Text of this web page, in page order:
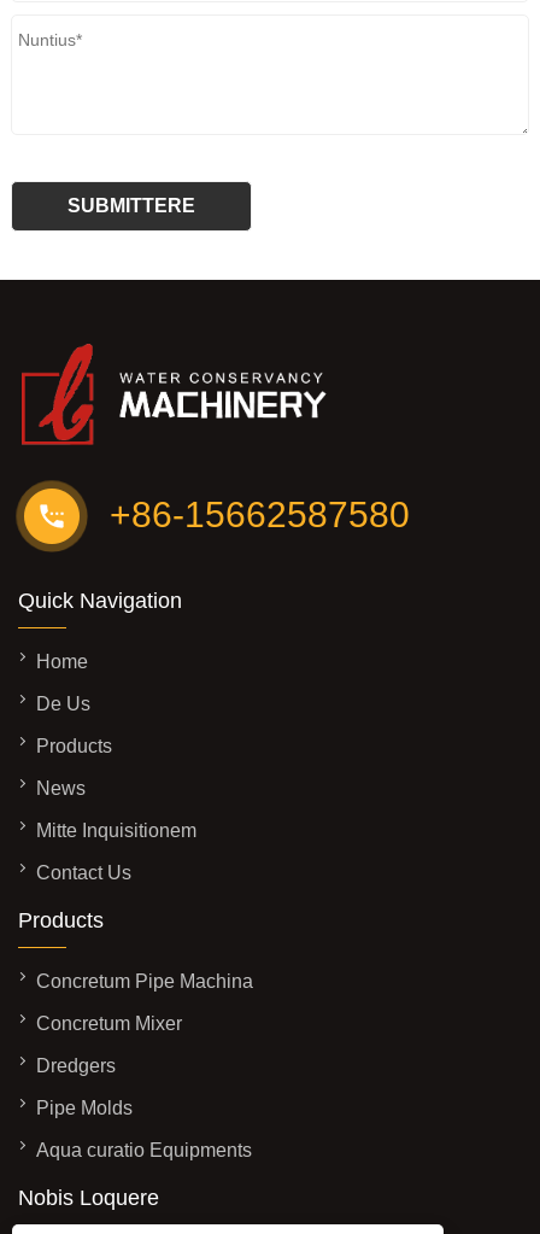
+86-15662587580
Quick Navigation
Home
De Us
Products
News
Mitte Inquisitionem
Contact Us
Products
Concretum Pipe Machina
Concretum Mixer
Dredgers
Pipe Molds
Aqua curatio Equipments
Nobis Loquere